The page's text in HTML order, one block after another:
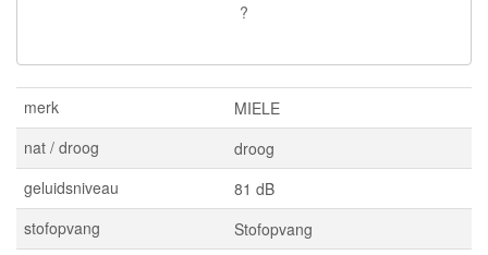
?
merk
MIELE
nat / droog
droog
geluidsniveau
81 dB
stofopvang
Stofopvang